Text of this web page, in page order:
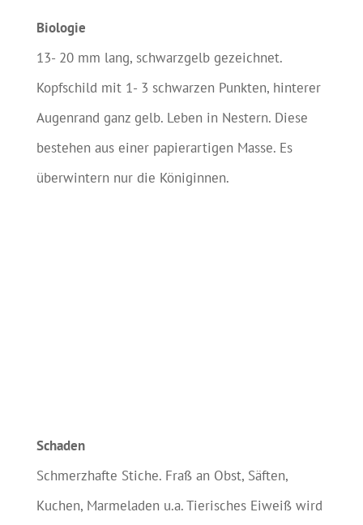
Biologie
13- 20 mm lang, schwarzgelb gezeichnet.
Kopfschild mit 1- 3 schwarzen Punkten, hinterer
Augenrand ganz gelb. Leben in Nestern. Diese
bestehen aus einer papierartigen Masse. Es
überwintern nur die Königinnen.
Schaden
Schmerzhafte Stiche. Fraß an Obst, Säften,
Kuchen, Marmeladen u.a. Tierisches Eiweiß wird